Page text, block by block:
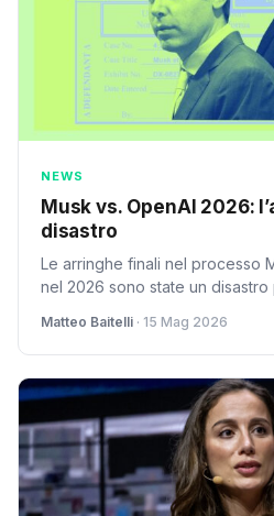
NEWS
Musk vs. OpenAI 2026:
disastro
Le arringhe finali nel processo
nel 2026 sono state un
Matteo Baitelli · 15 Mag 2026